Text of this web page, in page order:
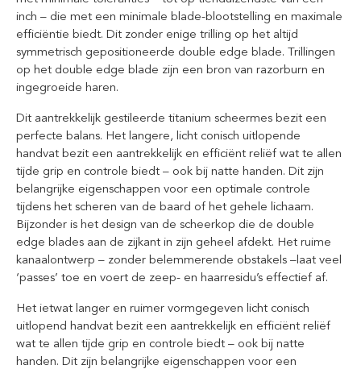
inch – die met een minimale blade-blootstelling en maximale
efficiëntie biedt. Dit zonder enige trilling op het altijd
symmetrisch gepositioneerde double edge blade. Trillingen
op het double edge blade zijn een bron van razorburn en
ingegroeide haren.
Dit aantrekkelijk gestileerde titanium scheermes bezit een
perfecte balans. Het langere, licht conisch uitlopende
handvat bezit een aantrekkelijk en efficiënt reliëf wat te allen
tijde grip en controle biedt – ook bij natte handen. Dit zijn
belangrijke eigenschappen voor een optimale controle
tijdens het scheren van de baard of het gehele lichaam.
Bijzonder is het design van de scheerkop die de double
edge blades aan de zijkant in zijn geheel afdekt. Het ruime
kanaalontwerp – zonder belemmerende obstakels –laat veel
‘passes’ toe en voert de zeep- en haarresidu’s effectief af.
Het ietwat langer en ruimer vormgegeven licht conisch
uitlopend handvat bezit een aantrekkelijk en efficiënt reliëf
wat te allen tijde grip en controle biedt – ook bij natte
handen. Dit zijn belangrijke eigenschappen voor een